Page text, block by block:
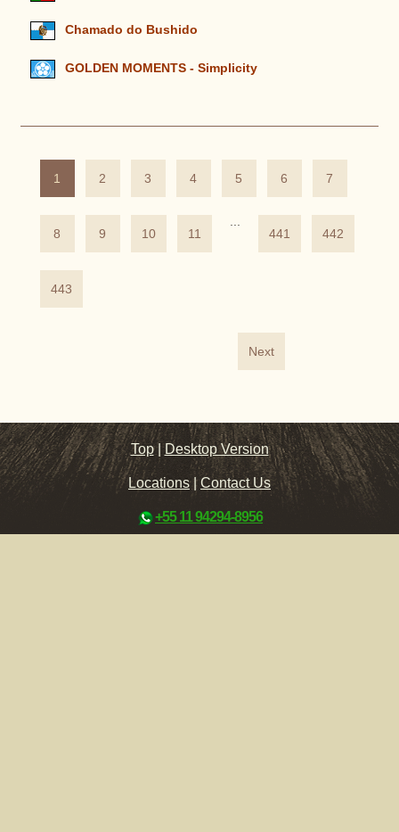
Chamado do Bushido
GOLDEN MOMENTS - Simplicity
1 2 3 4 5 6 7
8 9 10 11
...
441
442
443
Next
Top |Desktop Version
Locations|Contact Us
+55 11 94294-8956